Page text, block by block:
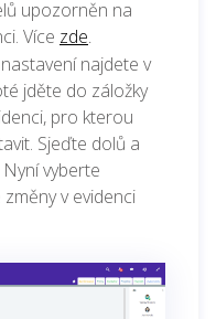
upozorněn na
Více zde.
najdete v
jděte do záložky
pro kterou
Sjeďte dolů a
vyberte
v evidenci